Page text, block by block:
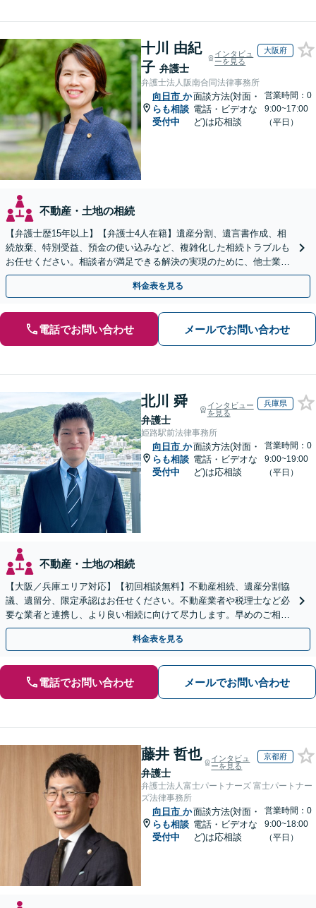
十川 由紀
子 弁護士
インタビュ
ーを見る
大阪府
弁護士法人阪南合同法律事務所
向日市 か
らも相談
受付中
面談方法(対面・
電話・ビデオな
ど)は応相談
営業時間：0
9:00~17:00
（平日）
不動産・土地の相続
【弁護士歴15年以上】【弁護士4人在籍】遺産分割、遺言書作成、相
続放棄、特別受益、預金の使い込みなど、複雑化した相続トラブルも
お任せください。相談者が満足できる解決の実現のために、他士業と
連携し最善を尽くします【完全個室】
料金表を見る
電話でお問い合わせ メールでお問い合わせ
北川 舜
弁護士
インタビュー
を見る
兵庫県
姫路駅前法律事務所
向日市 か
らも相談
受付中
面談方法(対面・
電話・ビデオな
ど)は応相談
営業時間：0
9:00~19:00
（平日）
不動産・土地の相続
【大阪／兵庫エリア対応】【初回相談無料】不動産相続、遺産分割協
議、遺留分、限定承認はお任せください。不動産業者や税理士など必
要な業者と連携し、より良い相続に向けて尽力します。早めのご相談
が複雑化を防ぐカギとなります【休日相談可】
料金表を見る
電話でお問い合わせ メールでお問い合わせ
藤井 哲也
弁護士
インタビュ
ーを見る
京都府
弁護士法人富士パートナーズ 富士パートナー
ズ法律事務所
向日市 か
らも相談
受付中
面談方法(対面・
電話・ビデオな
ど)は応相談
営業時間：0
9:00~18:00
（平日）